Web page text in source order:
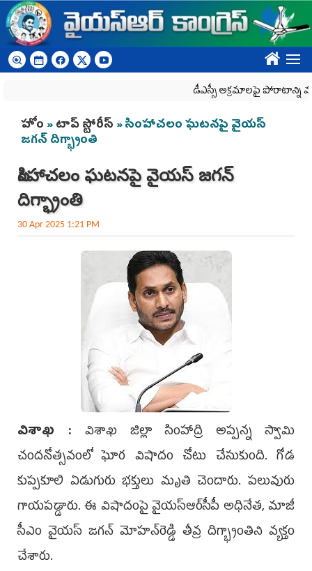
Skip to main content
????
డీఎస్సీ అక్రమాలపై పోరాటాన్ని
You are here
హోం »టాప్ స్టోరీస్ » సింహాచలం ఘటనపై వైయ‌స్
జగన్‌ దిగ్భ్రాంతి
సింహాచలం ఘటనపై వైయ‌స్ జగన్‌
దిగ్భ్రాంతి
30 Apr 2025 1:21 PM
విశాఖ : విశాఖ జిల్లా సింహాద్రి అప్పన్న స్వామి
చందనోత్సవంలో ఘోర విషాదం చోటు చేసుకుంది. గోడ
కుప్పకూలి ఏడుగురు భక్తులు మృతి చెందారు. పలువురు
గాయపడ్డారు. ఈ విషాదంపై వైయ‌స్ఆర్‌సీపీ అధినేత, మాజీ
సీఎం వైయ‌స్‌ జగన్‌ మోహన్‌రెడ్డి తీవ్ర దిగ్భ్రాంతిని వ్యక్తం
చేశారు.